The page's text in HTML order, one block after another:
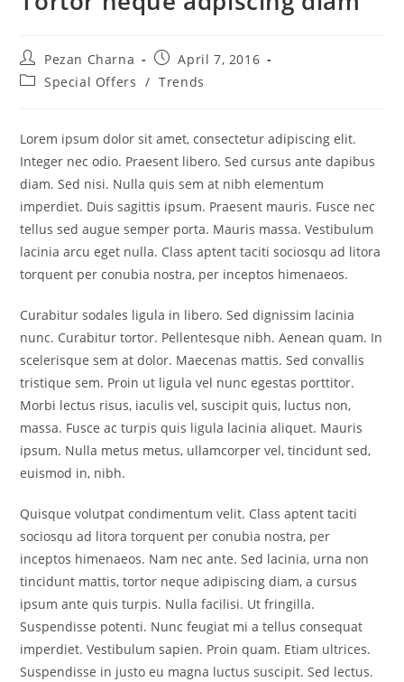
Post
author:
Pezan Charna
Post
published:
April 7, 2016
PostSpecial Offers / Trends
Lorem ipsum dolor sit amet, consectetur adipiscing elit.
Integer nec odio. Praesent libero. Sed cursus ante dapibus
diam. Sed nisi. Nulla quis sem at nibh elementum
imperdiet. Duis sagittis ipsum. Praesent mauris. Fusce nec
tellus sed augue semper porta. Mauris massa. Vestibulum
lacinia arcu eget nulla. Class aptent taciti sociosqu ad litora
torquent per conubia nostra, per inceptos himenaeos.
Curabitur sodales ligula in libero. Sed dignissim lacinia
nunc. Curabitur tortor. Pellentesque nibh. Aenean quam. In
scelerisque sem at dolor. Maecenas mattis. Sed convallis
tristique sem. Proin ut ligula vel nunc egestas porttitor.
Morbi lectus risus, iaculis vel, suscipit quis, luctus non,
massa. Fusce ac turpis quis ligula lacinia aliquet. Mauris
ipsum. Nulla metus metus, ullamcorper vel, tincidunt sed,
euismod in, nibh.
Quisque volutpat condimentum velit. Class aptent taciti
sociosqu ad litora torquent per conubia nostra, per
inceptos himenaeos. Nam nec ante. Sed lacinia, urna non
tincidunt mattis, tortor neque adipiscing diam, a cursus
ipsum ante quis turpis. Nulla facilisi. Ut fringilla.
Suspendisse potenti. Nunc feugiat mi a tellus consequat
imperdiet. Vestibulum sapien. Proin quam. Etiam ultrices.
Suspendisse in justo eu magna luctus suscipit. Sed lectus.